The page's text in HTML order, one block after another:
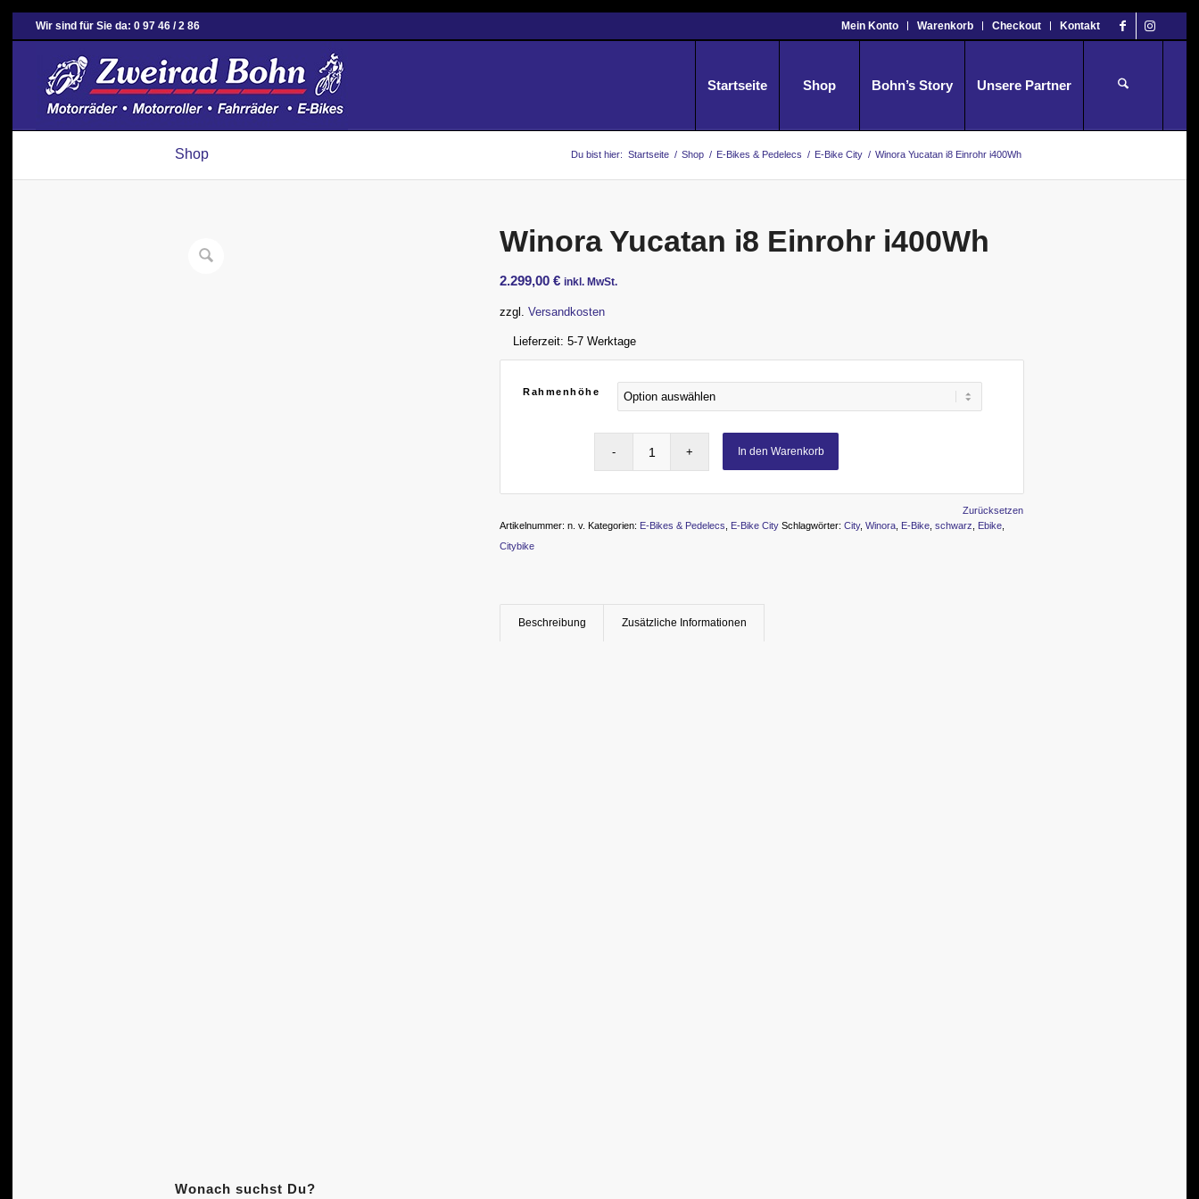
Mein Konto Warenkorb Checkout Kontakt
Wir sind für Sie da: 0 97 46 / 2 86
Startseite Shop Bohn’s Story Unsere Partner
Shop Du bist hier: Startseite / Shop / E-Bikes & Pedelecs / E-Bike City / Winora Yucatan i8 Einrohr i400Wh
Wonach suchst Du?
Winora Yucatan i8 Einrohr i400Wh
2.299,00€ inkl. MwSt.
zzgl.Versandkosten
Lieferzeit:5-7 Werktage
Rahmenhöhe
Zurücksetzen
In den Warenkorb
Artikelnummer:n. v. Kategorien: E-Bikes & Pedelecs, E-Bike City Schlagwörter:City,Winora, E-Bike,schwarz, Ebike,
Citybike
Beschreibung Zusätzliche Informationen